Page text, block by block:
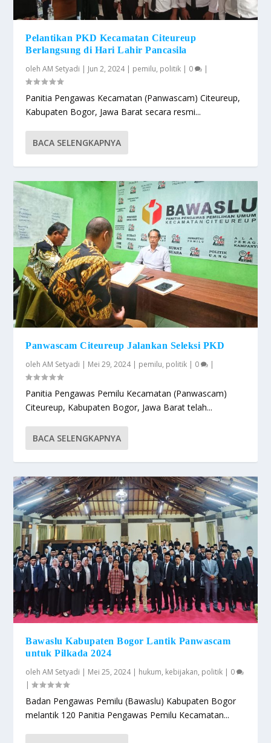
Pelantikan PKD Kecamatan Citeureup
Berlangsung di Hari Lahir Pancasila
olehAM Setyadi | Jun 2, 2024| pemilu, politik | 0 |
Panitia Pengawas Kecamatan (Panwascam) Citeureup,
Kabupaten Bogor, Jawa Barat secara resmi...
BACA SELENGKAPNYA
Panwascam Citeureup Jalankan Seleksi PKD
olehAM Setyadi | Mei 29, 2024| pemilu, politik | 0 |
Panitia Pengawas Pemilu Kecamatan (Panwascam)
Citeureup, Kabupaten Bogor, Jawa Barat telah...
BACA SELENGKAPNYA
Bawaslu Kabupaten Bogor Lantik Panwascam
untuk Pilkada 2024
olehAM Setyadi | Mei 25, 2024| hukum, kebijakan, politik | 0
|
Badan Pengawas Pemilu (Bawaslu) Kabupaten Bogor
melantik 120 Panitia Pengawas Pemilu Kecamatan...